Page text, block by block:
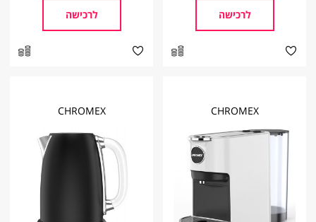
לרכישה לרכישה
CHROMEX
CHROMEX